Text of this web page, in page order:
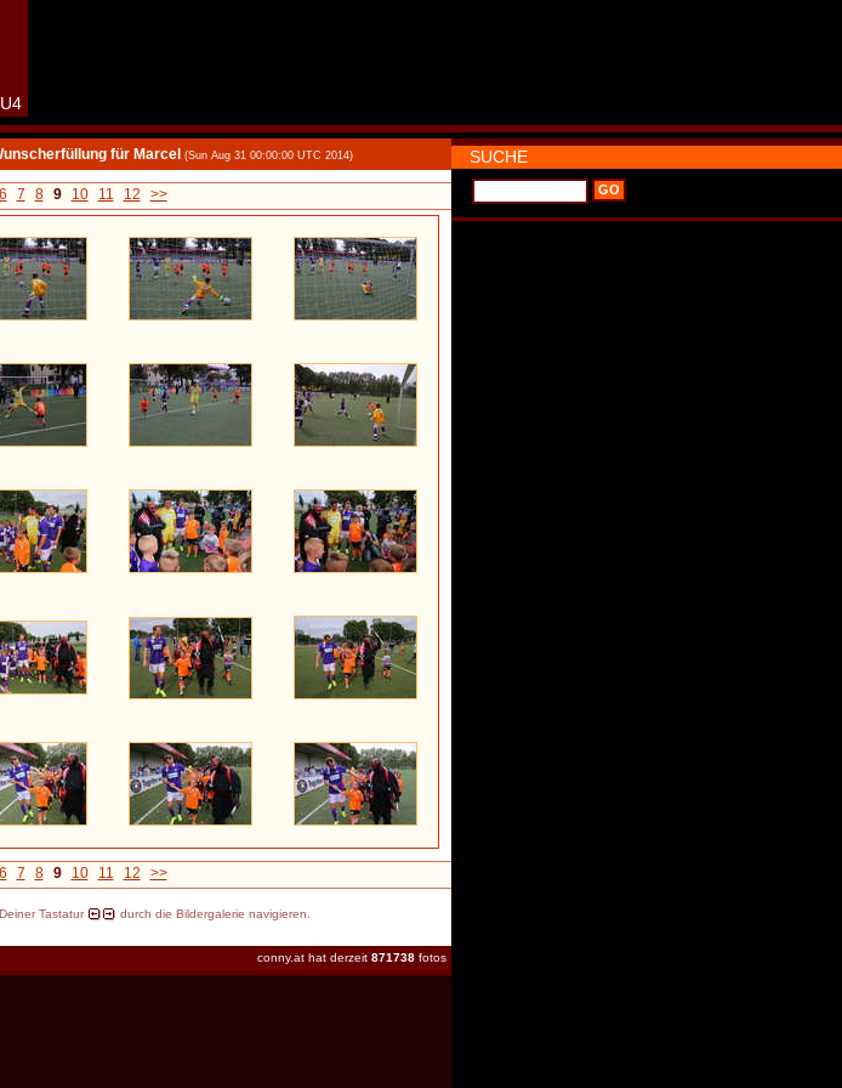
U4
für Marcel (Sun Aug 31 00:00:00 UTC 2014)
6 7 8 9 10 11 12 >>
6 7 8 9 10 11 12 >>
Tastatur durch die Bildergalerie navigieren.
conny.at hat derzeit 871738 fotos
SUCHE